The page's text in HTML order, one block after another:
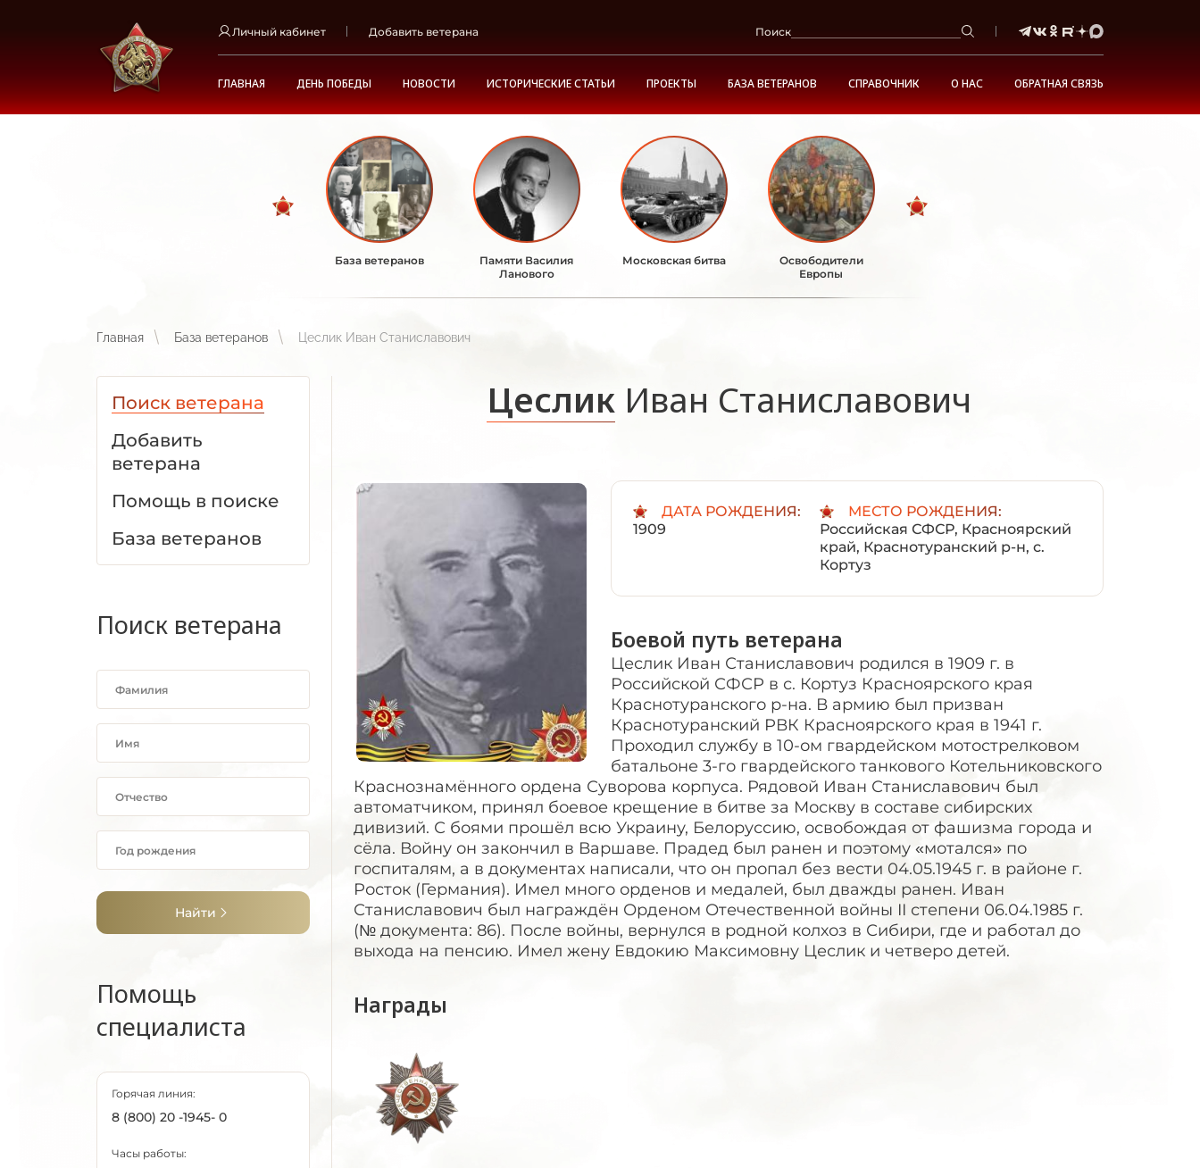
Личный кабинет Добавить ветерана Поиск
ГЛАВНАЯ ДЕНЬ ПОБЕДЫ НОВОСТИ ИСТОРИЧЕСКИЕ СТАТЬИ ПРОЕКТЫ БАЗА ВЕТЕРАНОВ СПРАВОЧНИК О НАС ОБРАТНАЯ СВЯЗЬ
База ветеранов
Памяти Василия
Ланового
Московская битва
Освободители
Европы
Главная База ветеранов Цеслик Иван Станиславович
Поиск ветерана
Добавить
ветерана
Помощь в поиске
База ветеранов
Поиск ветерана
Найти
Помощь
специалиста
Горячая линия:
8 (800) 20 -1945- 0
Часы работы:
Цеслик Иван Станиславович
ДАТА РОЖДЕНИЯ:
1909
МЕСТО РОЖДЕНИЯ:
Российская СФСР, Красноярский
край, Краснотуранский р-н, с.
Кортуз
Боевой путь ветерана
Цеслик Иван Станиславович родился в 1909 г. в
Российской СФСР в с. Кортуз Красноярского края
Краснотуранского р-на. В армию был призван
Краснотуранский РВК Красноярского края в 1941 г.
Проходил службу в 10-ом гвардейском мотострелковом
батальоне 3-го гвардейского танкового Котельниковского
Краснознамённого ордена Суворова корпуса. Рядовой Иван Станиславович был
автоматчиком, принял боевое крещение в битве за Москву в составе сибирских
дивизий. С боями прошёл всю Украину, Белоруссию, освобождая от фашизма города и
сёла. Войну он закончил в Варшаве. Прадед был ранен и поэтому «мотался» по
госпиталям, а в документах написали, что он пропал без вести 04.05.1945 г. в районе г.
Росток (Германия). Имел много орденов и медалей, был дважды ранен. Иван
Станиславович был награждён Орденом Отечественной войны II степени 06.04.1985 г.
(№ документа: 86). После войны, вернулся в родной колхоз в Сибири, где и работал до
выхода на пенсию. Имел жену Евдокию Максимовну Цеслик и четверо детей.
Награды